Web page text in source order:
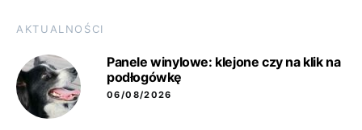
AKTUALNOŚCI
Panele winylowe: klejone czy na klik na
podłogówkę
06/08/2026